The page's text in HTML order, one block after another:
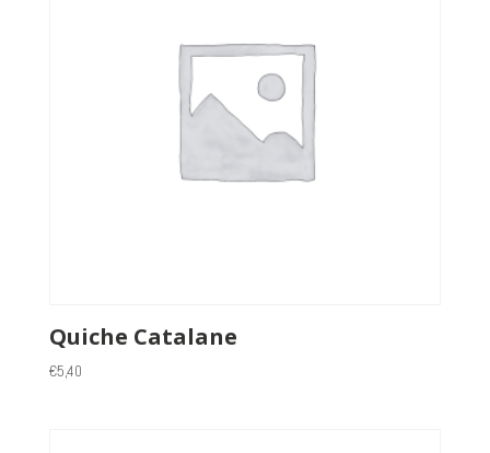
Quiche Catalane
€5,40